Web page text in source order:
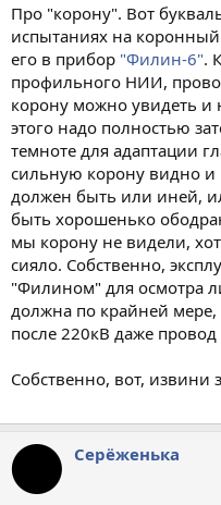
Про "корону". Вот
испытаниях на
его в прибор "Филин-6".
профильного НИИ,
корону можно увидеть
этого надо полностью
темноте для адаптации
сильную корону видно и
должен быть или иней,
быть хорошенько
мы корону не видели,
сияло. Собственно,
"Филином" для осмотра
должна по крайней мере,
после 220кВ даже
Собственно, вот, извини
Серёженька